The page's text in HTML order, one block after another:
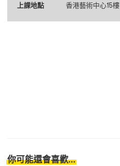
上課地點 香港藝術中心15樓
你可能還會喜歡...